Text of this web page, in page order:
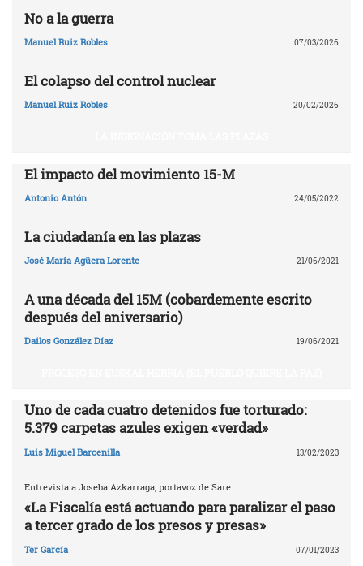
No a la guerra
Manuel Ruiz Robles 07/03/2026
El colapso del control nuclear
Manuel Ruiz Robles 20/02/2026
El impacto del movimiento 15-M
Antonio Antón 24/05/2022
La ciudadanía en las plazas
José María Agüera Lorente 21/06/2021
A una década del 15M (cobardemente escrito
después del aniversario)
Dailos González Díaz 19/06/2021
Uno de cada cuatro detenidos fue torturado:
5.379 carpetas azules exigen «verdad»
Luis Miguel Barcenilla 13/02/2023
Entrevista a Joseba Azkarraga, portavoz de Sare
«La Fiscalía está actuando para paralizar el paso
a tercer grado de los presos y presas»
Ter García 07/01/2023